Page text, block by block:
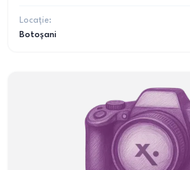
Locație:
Botoșani